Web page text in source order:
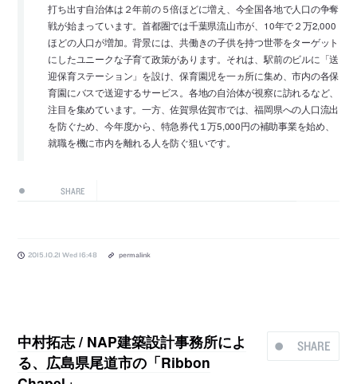
打ち出す自治体は２年前の５倍ほどに増え、今全国各地で人口の争奪
戦が始まっています。首都圏では千葉県流山市が、10年で２万2,000
ほどの人口が増加。背景には、共働きの子供を持つ世帯をターゲット
にしたユニークな子育て政策があります。それは、駅前のビルに「送
迎保育ステーション」を設け、保育園児を一ヵ所に集め、市内の各保
育園にバスで送迎するサービス。各地の自治体が視察に訪れるなど、
注目を集めています。一方、佐賀県佐賀市では、福岡県への人口流出
を防ぐため、今年度から、特急券代１万5,000円の補助事業を始め、
就職を機に市内を離れる人を防ぐ狙いです。
SHARE
2015.10.21 Wed 16:48 permalink
SHARE
中村拓志 / NAP建築設計事務所によ
る、広島県尾道市の「Ribbon